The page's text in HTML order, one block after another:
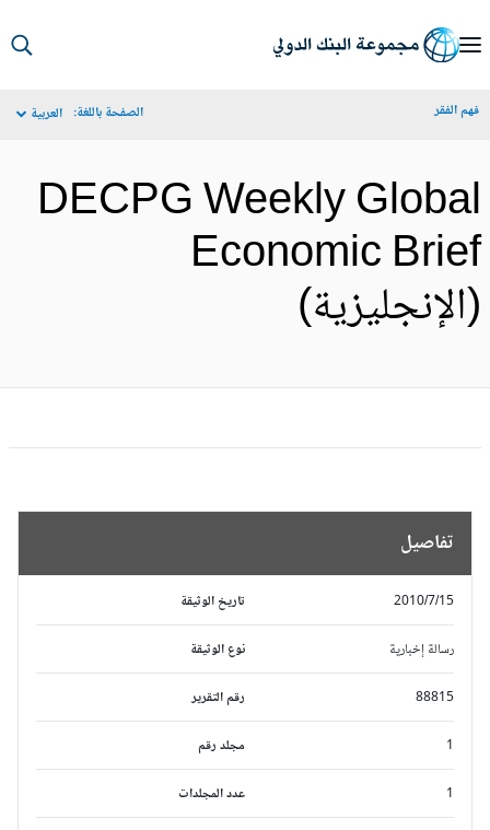
الفقر الصفحة باللغة: العربية
DECPG Weekly
Economic
تفاصيل
تاريخ الوثيقة 2010/7/15
نوع الوثيقة رسالة إخبارية
رقم التقرير 88815
مجلد رقم
عدد المجلدات